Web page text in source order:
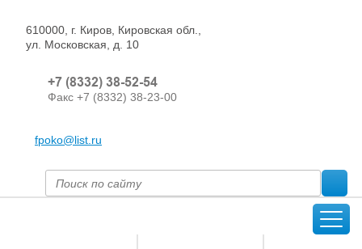
610000, г. Киров, Кировская обл.,
ул. Московская, д. 10
+7 (8332) 38-52-54
Факс +7 (8332) 38-23-00
fpoko@list.ru